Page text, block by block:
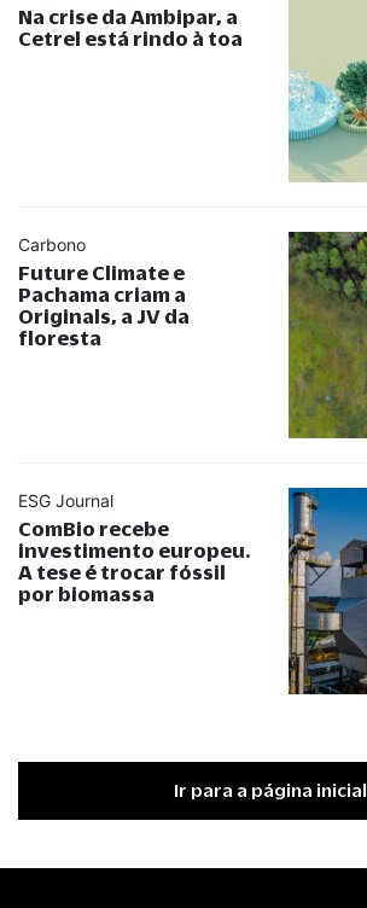
Na crise da Ambipar, a
Cetrel está rindo à toa
Carbono
Future Climate e
Pachama criam a
Originals, a JV da
floresta
ESG Journal
ComBio recebe
investimento europeu.
A tese é trocar fóssil
por biomassa
Ir para a página inicial